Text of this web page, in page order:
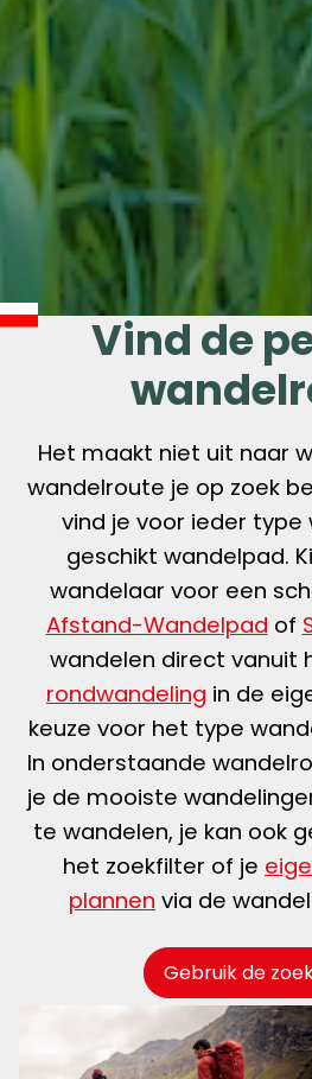
Vind de
Het maakt niet uit naar
wandelroute je op zoek
vind je voor ieder type
geschikt wandelpad.
wandelaar voor een
Afstand-Wandelpad of
wandelen direct vanuit
rondwandeling in de
keuze voor het type
In onderstaande
je de mooiste
te wandelen, je kan ook
het zoekfilter of je
plannen via de
Gebruik de